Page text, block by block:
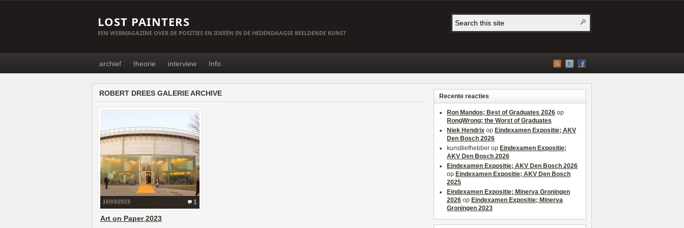
LOST PAINTERS
EEN WEBMAGAZINE OVER DE POSITIES EN IDEEËN IN DE HEDENDAAGSE BEELDENDE KUNST
archief theorie interview Info
ROBERT DREES GALERIE ARCHIVE
1
16/03/2023
Art on Paper 2023
Recente reacties
Ron Mandos; Best of Graduates 2026 op
RongWrong; the Worst of Graduates
Niek Hendrix op Eindexamen Expositie; AKV
Den Bosch 2026
kunstliefhebber op Eindexamen Expositie;
AKV Den Bosch 2026
Eindexamen Expositie; AKV Den Bosch 2026
op Eindexamen Expositie; AKV Den Bosch
2025
Eindexamen Expositie; Minerva Groningen
2026 op Eindexamen Expositie; Minerva
Groningen 2023